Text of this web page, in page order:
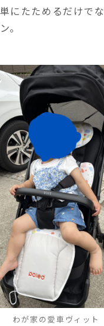
にたためるだけで
。
わが家の愛車ヴィット